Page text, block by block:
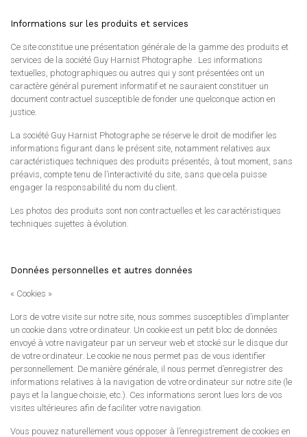
Informations sur les produits et services
Ce site constitue une présentation générale de la gamme des produits et
services de la société Guy Harnist Photographe . Les informations
textuelles, photographiques ou autres qui y sont présentées ont un
caractère général purement informatif et ne sauraient constituer un
document contractuel susceptible de fonder une quelconque action en
justice.
La société Guy Harnist Photographe se réserve le droit de modifier les
informations figurant dans le présent site, notamment relatives aux
caractéristiques techniques des produits présentés, à tout moment, sans
préavis, compte tenu de l’interactivité du site, sans que cela puisse
engager la responsabilité du nom du client.
Les photos des produits sont non contractuelles et les caractéristiques
techniques sujettes à évolution.
Données personnelles et autres données
« Cookies »
Lors de votre visite sur notre site, nous sommes susceptibles d’implanter
un cookie dans votre ordinateur. Un cookie est un petit bloc de données
envoyé à votre navigateur par un serveur web et stocké sur le disque dur
de votre ordinateur. Le cookie ne nous permet pas de vous identifier
personnellement. De manière générale, il nous permet d’enregistrer des
informations relatives à la navigation de votre ordinateur sur notre site (le
pays et la langue choisie, etc.). Ces informations seront lues lors de vos
visites ultérieures afin de faciliter votre navigation.
Vous pouvez naturellement vous opposer à l’enregistrement de cookies en